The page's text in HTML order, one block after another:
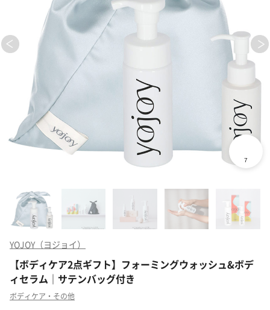
YOJOY（ヨジョイ）
【ボディケア2点ギフト】フォーミングウォッシュ&ボデ
ィセラム｜サテンバッグ付き
ボディケア・その他